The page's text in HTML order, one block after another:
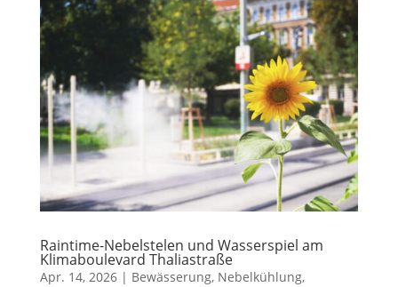
Raintime-Nebelstelen und Wasserspiel am
Klimaboulevard Thaliastraße
Apr. 14, 2026| Bewässerung, Nebelkühlung,